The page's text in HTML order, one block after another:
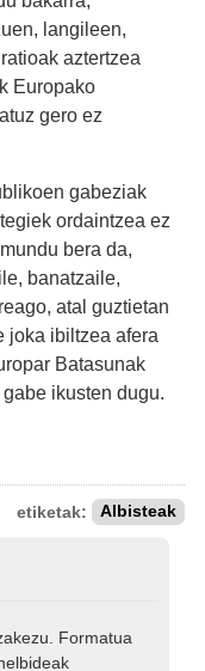
langileen,
aztertzea
Europako
gero ez
gabeziak
ordaintzea ez
bera da,
banatzaile,
atal guztietan
joka ibiltzea afera
Batasunak
ikusten dugu.
etiketak: Albisteak
Formatua